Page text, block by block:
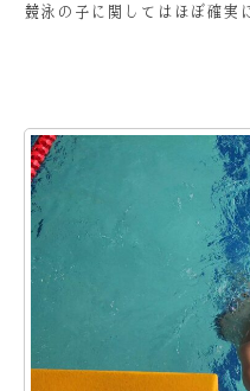
競泳の子に関してはほぼ確実